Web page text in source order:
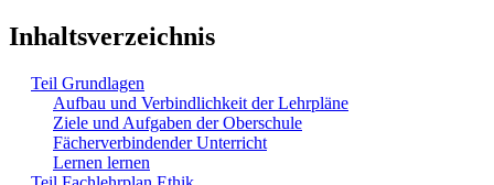
Inhaltsverzeichnis
Teil Grundlagen
Aufbau und Verbindlichkeit der Lehrpläne
Ziele und Aufgaben der Oberschule
Fächerverbindender Unterricht
Lernen lernen